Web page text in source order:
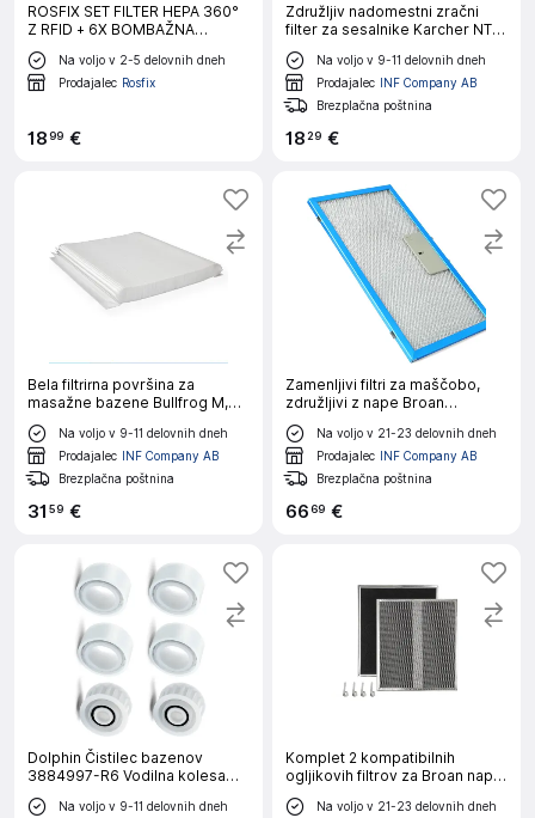
ROSFIX SET FILTER HEPA 360°
Z RFID + 6X BOMBAŽNA
PREDFILTRA G4 – NADOMESTNI
DEL ZA ČISTILEC XIAOMI 2–
MAX | EPA E11, 99,7% PM2.5,
Na voljo v 2-5 delovnih dneh
Prodajalec Rosfix
1899 €
Združljiv nadomestni zračni
filter za sesalnike Karcher NT
65/2 in NT 75/2
Na voljo v 9-11 delovnih dneh
Prodajalec INF Company AB
Brezplačna poštnina
18 29 €
Bela filtrirna površina za
masažne bazene Bullfrog M,
Swim & A Series
Na voljo v 9-11 delovnih dneh
Prodajalec INF Company AB
Brezplačna poštnina
31 59 €
Zamenljivi filtri za maščobo,
združljivi z nape Broan
RMP1\/RMPE\/RMP17000 -
aluminij in aktivno oglje,
komplet 2 kosa
Na voljo v 21-23 delovnih dneh
Prodajalec INF Company AB
Brezplačna poštnina
6669 €
Dolphin Čistilec bazenov
3884997-R6 Vodilna kolesa
Nadomestni del
Na voljo v 9-11 delovnih dneh
Komplet 2 kompatibilnih
ogljikovih filtrov za Broan nape,
37cm x 32.5cm
Na voljo v 21-23 delovnih dneh